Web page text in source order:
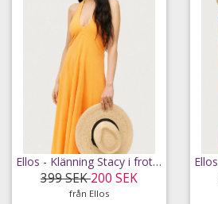
Ellos - Klänning Stacy i frotté - Orange - 50/52
399 SEK200 SEK
från Ellos